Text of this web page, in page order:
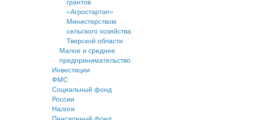
«Агростартап»
Министерством
сельского хозяйства
Тверской области
Малое и среднее
предпринимательство
Инвестиции
ФМС
Социальный фонд
России
Налоги